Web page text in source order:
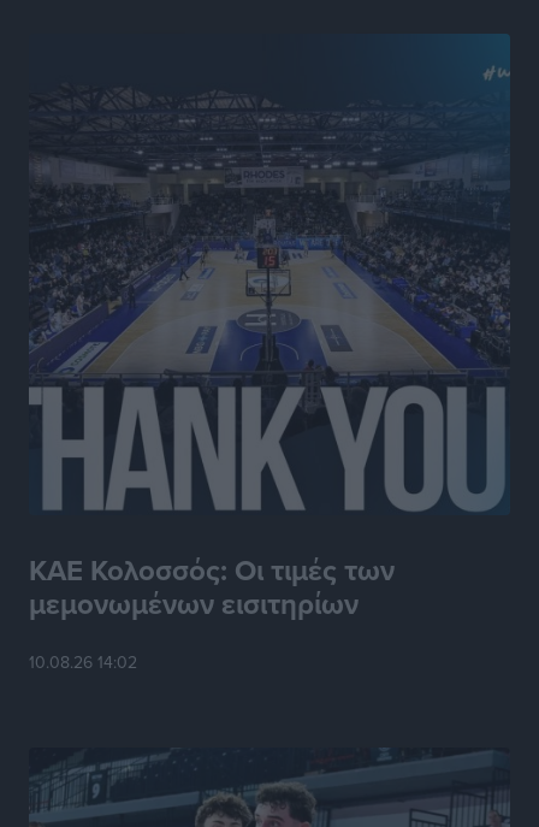
Αστυπάλαια: Το φως που μένει αναμμένο στο κάστρο
Τουρισμός: «Φτωχός συγγενής κάμπινγκ και
τροχόσπιτα
Ειδήσεις • πριν 5 ώρες
Έφυγε από τη ζωή ο επί σειρά ετών εφημέριος στον
ιερό Ναό του Αγίου Νικολάου Παστίδας Μιχαήλ
Καψάλης
Τοπικές Ειδήσεις πριν 23 ώρες
ΚΑΕ Κολοσσός: Οι τιμές των
μεμονωμένων εισιτηρίων
10.08.26 14:02